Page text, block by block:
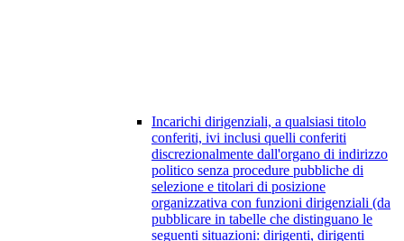
Incarichi dirigenziali, a qualsiasi titolo
conferiti, ivi inclusi quelli conferiti
discrezionalmente dall'organo di indirizzo
politico senza procedure pubbliche di
selezione e titolari di posizione
organizzativa con funzioni dirigenziali (da
pubblicare in tabelle che distinguano le
seguenti situazioni: dirigenti, dirigenti